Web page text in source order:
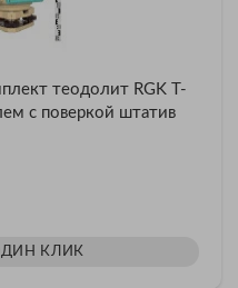
теодолит RGK T-
с поверкой штатив
КЛИК